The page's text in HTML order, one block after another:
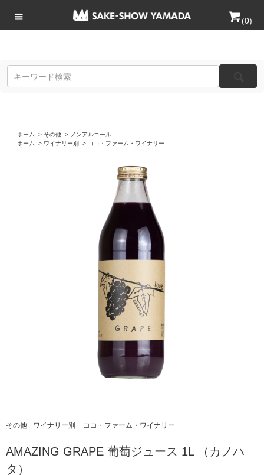
(0)
ホーム > その他 > ノンアルコール
ホーム
> ワイナリー別 > ココ・ファーム・ワイナリー
その他 ワイナリー別 ココ・ファーム・ワイナリー
AMAZING GRAPE 葡萄ジュース 1L （カノハ
タ）